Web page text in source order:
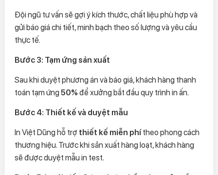
Đội ngũ tư vấn sẽ gợi ý kích thước, chất liệu phù hợp và
gửi báo giá chi tiết, minh bạch theo số lượng và yêu cầu
thực tế.
Bước 3: Tạm ứng sản xuất
Sau khi duyệt phương án và báo giá, khách hàng thanh
toán tạm ứng 50% để xưởng bắt đầu quy trình in ấn.
Bước 4: Thiết kế và duyệt mẫu
In Việt Dũng hỗ trợ thiết kế miễn phítheo phong cách
thương hiệu. Trước khi sản xuất hàng loạt, khách hàng
sẽ được duyệt mẫu in test.